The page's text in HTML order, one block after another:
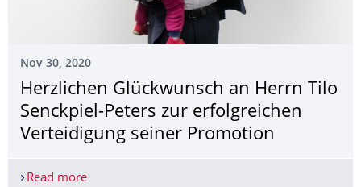
Nov 30, 2020
Herzlichen Glückwunsch an Herrn Tilo
Senckpiel-Peters zur erfolgreichen
Verteidigung seiner Promotion
Read moreHerzlichen Glückwunsch an Herrn Tilo